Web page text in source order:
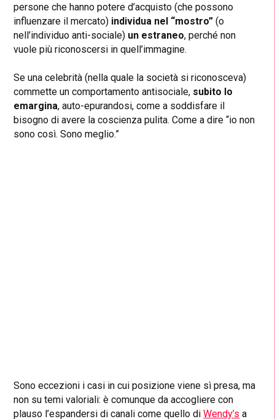
persone che hanno potere d’acquisto (che possono
influenzare il mercato) individua nel “mostro” (o
nell’individuo anti-sociale) un estraneo, perché non
vuole più riconoscersi in quell’immagine.
Se una celebrità (nella quale la società si riconosceva)
commette un comportamento antisociale, subito lo
emargina, auto-epurandosi, come a soddisfare il
bisogno di avere la coscienza pulita. Come a dire “io non
sono così. Sono meglio.”
Sono eccezioni i casi in cui posizione viene sì presa, ma
non su temi valoriali: è comunque da accogliere con
plauso l’espandersi di canali come quello diWendy’s a